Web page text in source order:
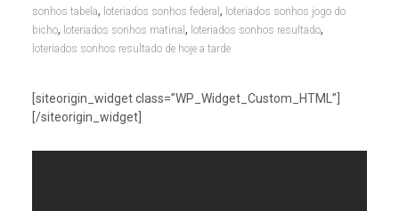
sonhos tabela, loteriados sonhos federal , loteriados sonhos jogo do
bicho, loteriados sonhos matinal , loteriados sonhos resultado,
loteriados sonhos resultado de hoje a tarde
[siteorigin_widget class=”WP_Widget_Custom_HTML”]
[/siteorigin_widget]